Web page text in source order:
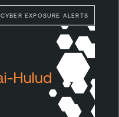
CYBER EXPOSURE ALERTS